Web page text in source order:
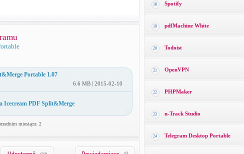
Portable 1.07
6.6 MB | 2015-02-10
Icecream PDF Split&Merge
miesiącu: 2
18 Spotify
19 pdfMachine White
20 Todoist
21 OpenVPN
22 PHPMaker
23 n-Track Studio
24 Telegram Desktop Portable